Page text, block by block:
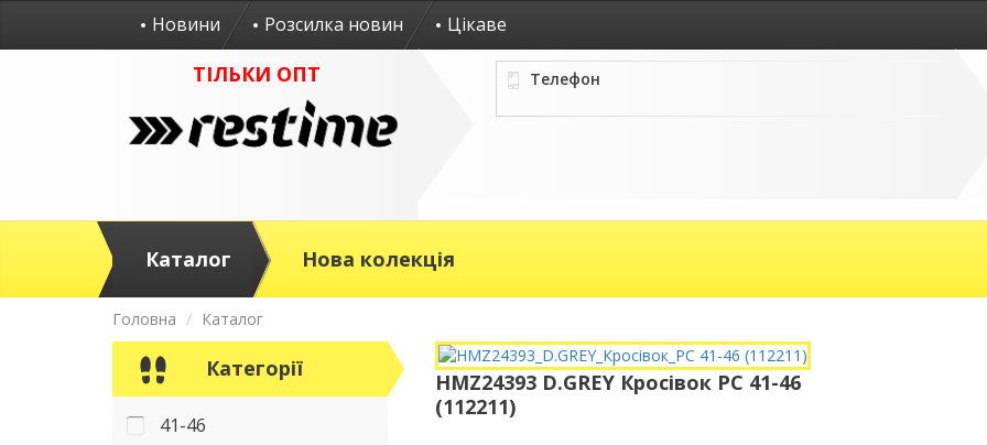
Новини Розсилка новин Цікаве
ТІЛЬКИ ОПТ Телефон
Каталог Нова колекція
Головна Каталог
Категорії
41-46
HMZ24393 D.GREY Кросівок РС 41-46
(112211)